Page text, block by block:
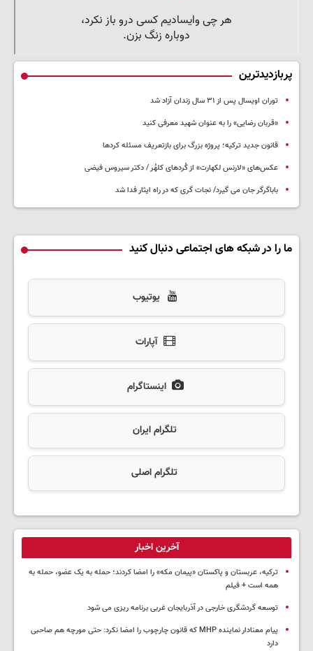
پربازدیدترین
توران اویسال پس از ۳۱ سال زندان آزاد شد
«قربان رضایی» را به عنوان شهید معرفی کنید
قانون جدید ترکیه؛ پروژه بزرگ‌ برای بازتعریف مسئله کردها
عکس‌های «لارنس لکهارت» از کُردهای کلهُر / دکتر سیروس فیضی
باباگرگر جان می گیرد/ نجات گری که در راه ایثار فدا شد
ما را در شبکه های اجتماعی دنبال کنید
یوتیوب
آپارات
اینستاگرام
تلگرام ایران
تلگرام اصلی
آخرین اخبار
ترکیه، عربستان و پاکستان «پیمان مکه» را امضا کردند؛ حمله به یک عضو، حمله به
همه است + فیلم
توسعه گردشگری خارجی در آذربایجان غربی برنامه ریزی می شود
پیام معنادار نماینده MHP که قانون چارچوب را امضا نکرد: حتی مورچه هم صاحبی
دارد